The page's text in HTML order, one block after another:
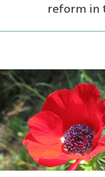
reform in